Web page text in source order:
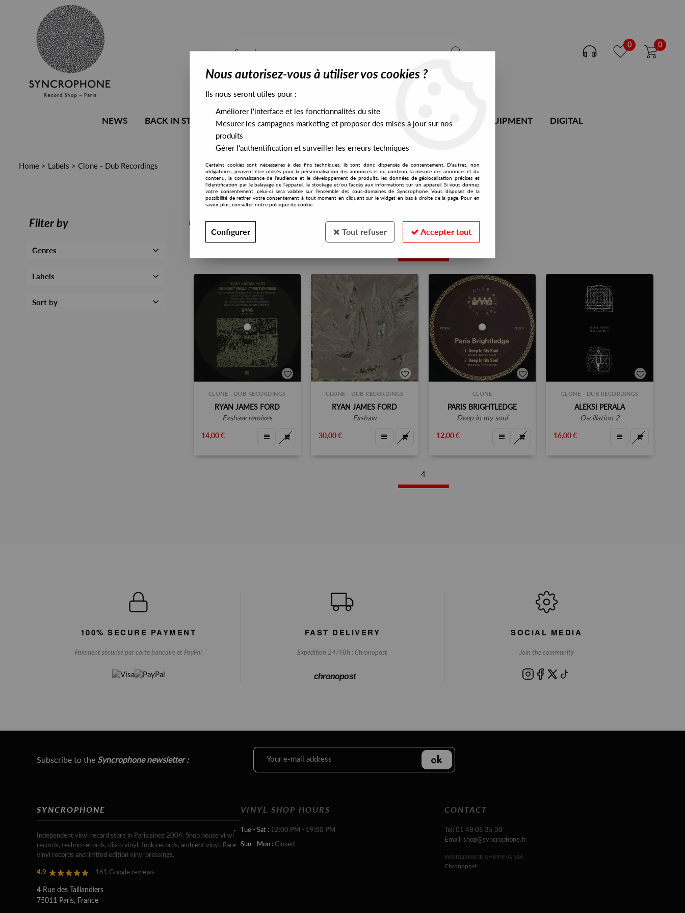
0 0
NEWS BACK IN STOCK ALL STOCK EXCLUSIVES PRESALES EXCLUSIVES DJ EQUIPMENT DIGITAL
Home > Labels > Clone - Dub Recordings
Filter by
Genres
Labels
Sort by
PRESALES EXCLUSIVES
CLONE - DUB RECORDINGS
RYAN JAMES FORD
exshaw remixes
14,00 €
CLONE - DUB RECORDINGS
RYAN JAMES FORD
exshaw
30,00 €
CLONE
PARIS BRIGHTLEDGE
deep in my soul
12,00 €
CLONE - DUB RECORDINGS
ALEKSI PERALA
oscillation 2
16,00 €
4
100% SECURE PAYMENT
Paiement sécurisé par carte bancaire et PayPal
FAST DELIVERY
Expédition 24/48h : Chronopost
chronopost
SOCIAL MEDIA
Join the community
Subscribe to the Syncrophone newsletter :
SYNCROPHONE
Independent vinyl record store in Paris since 2004. Shop house vinyl
records, techno records, disco vinyl, funk records, ambient vinyl. Rare
vinyl records and limited edition vinyl pressings.
4.9 - 161 Google reviews
4 Rue des Taillandiers
75011 Paris, France
VINYL SHOP HOURS
Tue - Sat : 12:00 PM - 19:00 PM
Sun - Mon : Closed
CONTACT
Tel: 01 48 05 35 30
Email: shop@syncrophone.fr
WORLDWIDE SHIPPING VIA
Chronopost
Nous autorisez-vous à utiliser vos cookies ?
Ils nous seront utiles pour :
Améliorer l'interface et les fonctionnalités du site
Mesurer les campagnes marketing et proposer des mises à jour sur nos
produits
Gérer l'authentification et surveiller les erreurs techniques
Certains cookies sont nécessaires à des fins techniques, ils sont donc dispensés de consentement. D'autres, non
obligatoires, peuvent être utilisés pour la personnalisation des annonces et du contenu, la mesure des annonces et du
contenu, la connaissance de l'audience et le développement de produits, les données de géolocalisation précises et
l'identification par le balayage de l'appareil, le stockage et/ou l'accès aux informations sur un appareil. Si vous donnez
votre consentement, celui-ci sera valable sur l’ensemble des sous-domaines de Syncrophone. Vous disposez de la
possibilité de retirer votre consentement à tout moment en cliquant sur le widget en bas à droite de la page. Pour en
savoir plus, consulter notre politique de cookie.
Configurer Tout refuser Accepter tout